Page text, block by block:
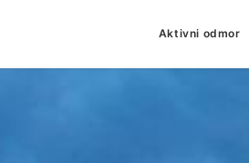
Aktivni odmor